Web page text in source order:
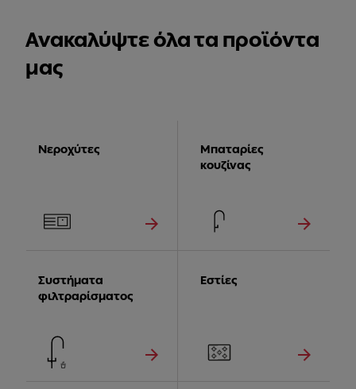
Ανακαλύψτε όλα τα προϊόντα
μας
Νεροχύτες
Μπαταρίες
κουζίνας
Συστήματα
φιλτραρίσματος
Εστίες